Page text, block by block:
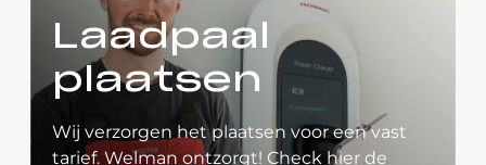
Laadpaal
plaatsen
Wij verzorgen het plaatsen voor een vast
tarief. Welman ontzorgt! Check hier de